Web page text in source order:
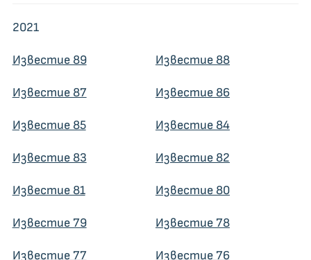
2021
Известие 89 Известие 88
Известие 87 Известие 86
Известие 85 Известие 84
Известие 83 Известие 82
Известие 81 Известие 80
Известие 79 Известие 78
Известие 77 Известие 76